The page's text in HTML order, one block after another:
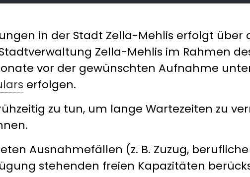
in der Stadt Zella-Mehlis erfolgt über
Zella-Mehlis im Rahmen
vor der gewünschten Aufnahme
erfolgen.
zu tun, um lange Wartezeiten zu
Ausnahmefällen (z. B. Zuzug, berufliche
stehenden freien Kapazitäten